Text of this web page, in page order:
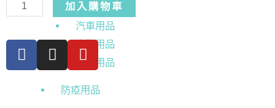
家庭電器
汽車用品
寵物用品
嬰兒用品
防疫用品
加入購物車